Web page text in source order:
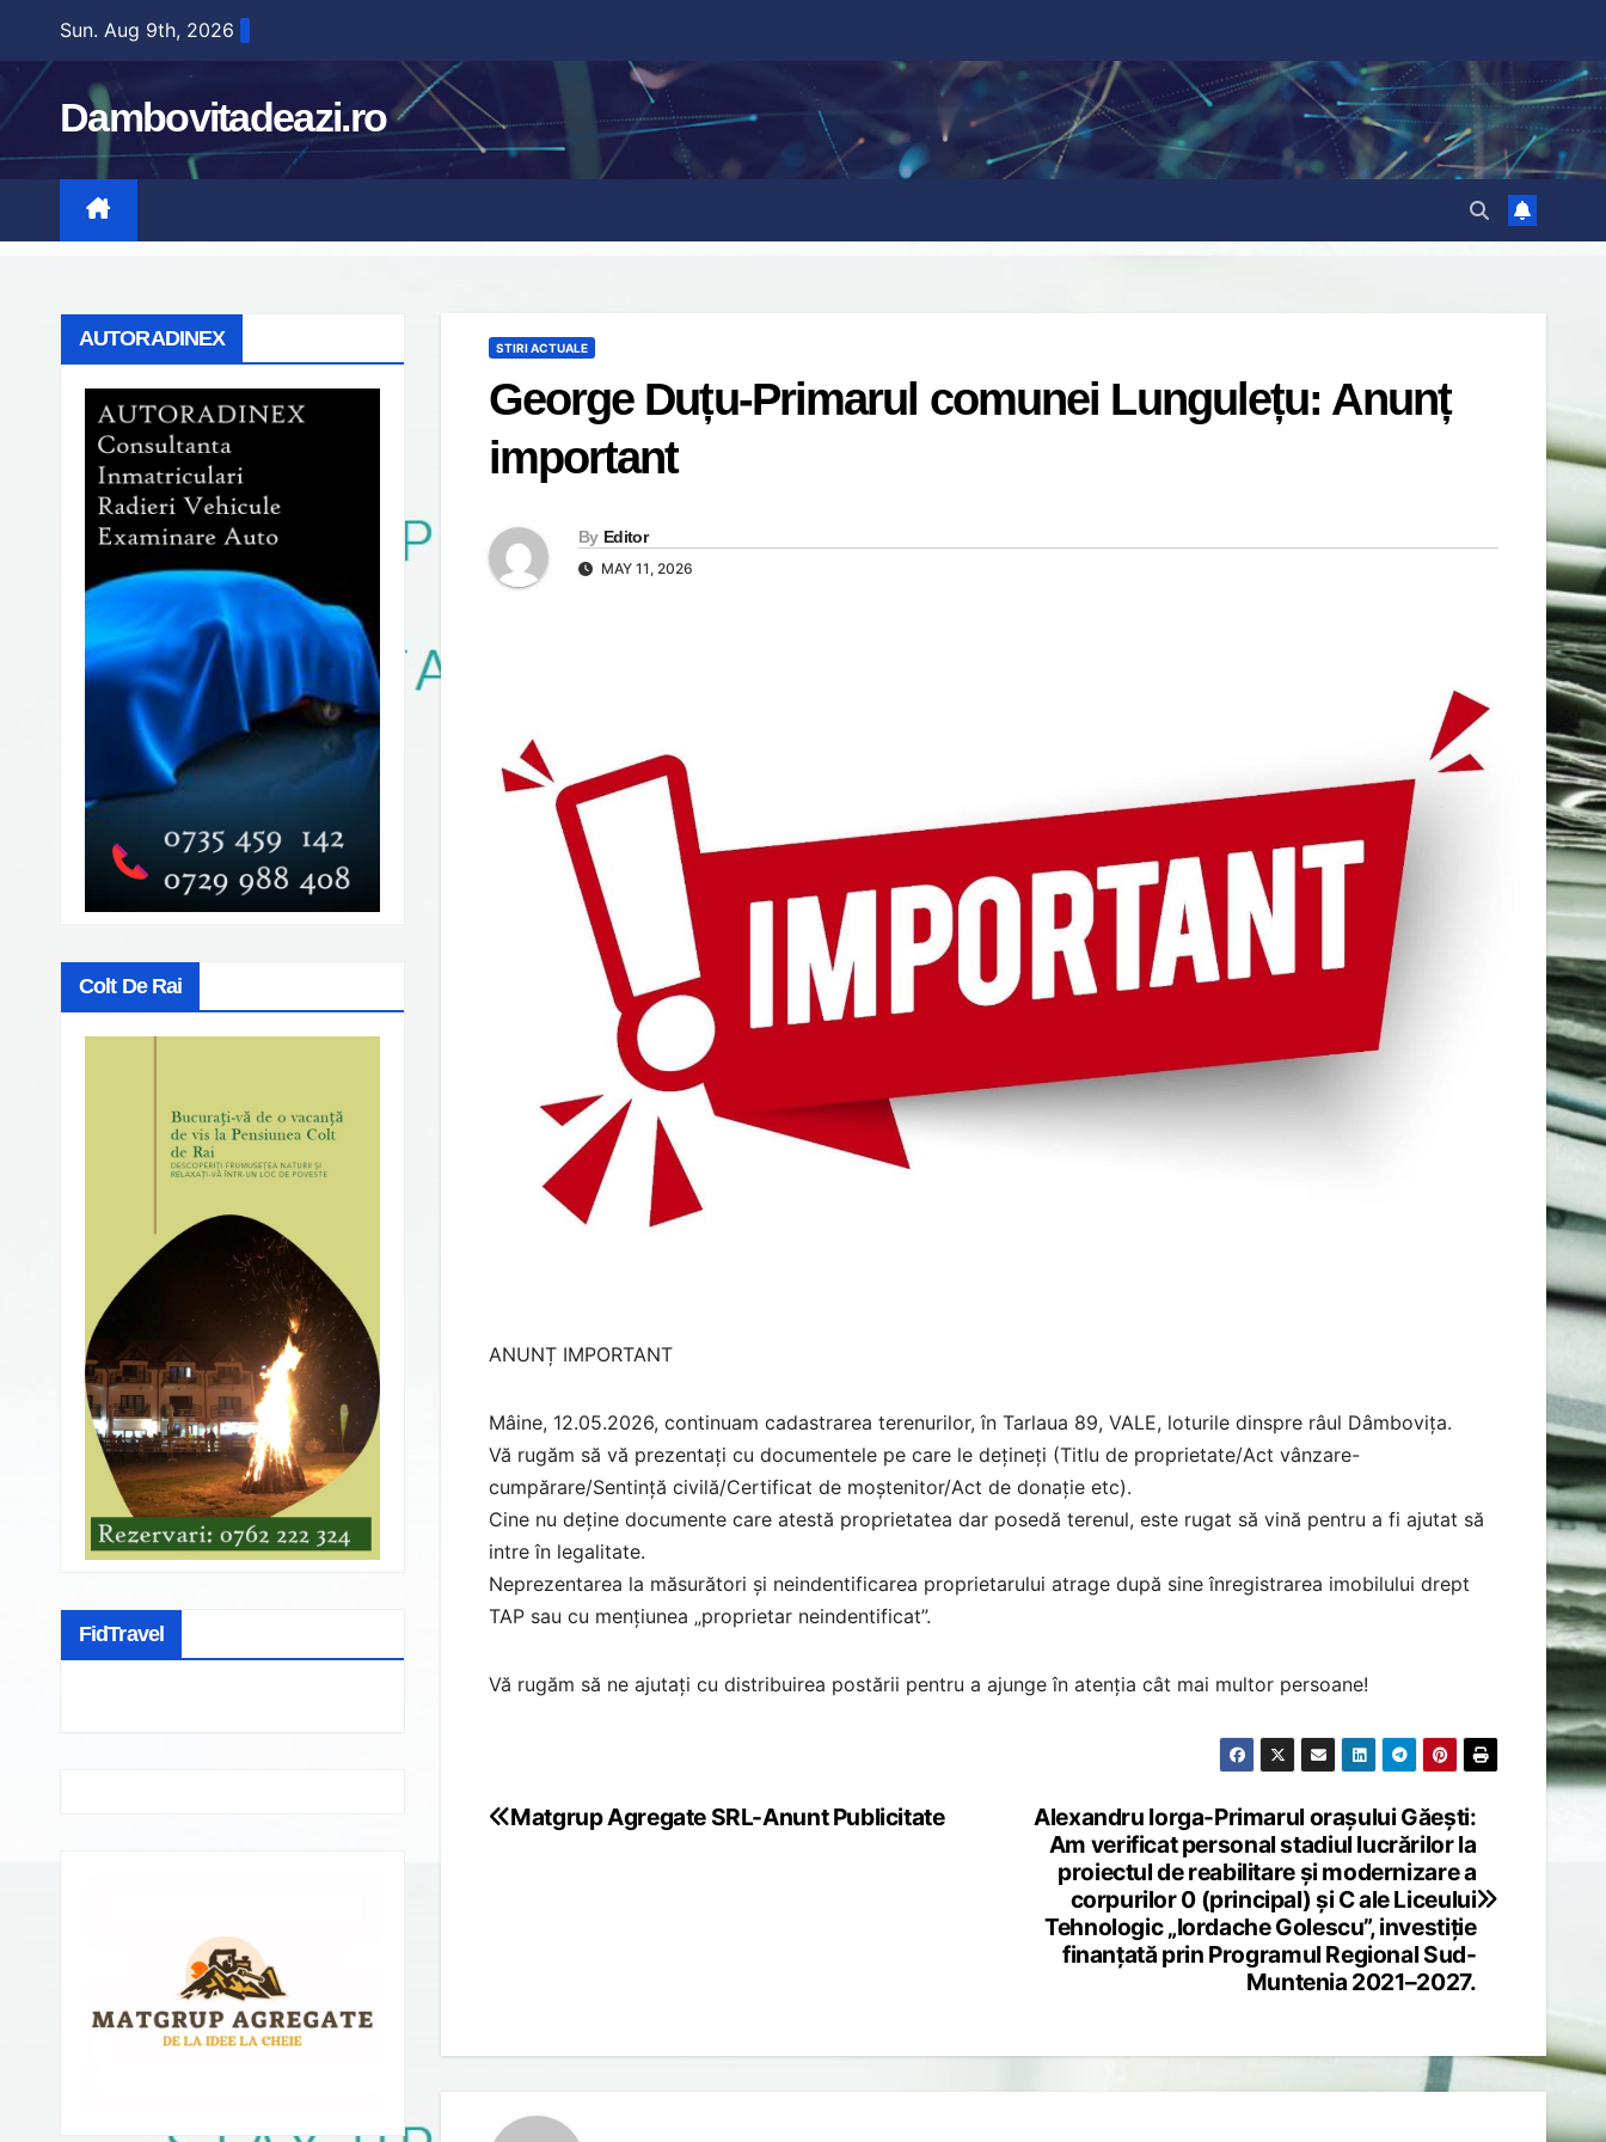
content
Sun. Aug 9th, 2026
Dambovitadeazi.ro
AUTORADINEX
Colt De Rai
FidTravel
STIRI ACTUALE
George Duțu-Primarul comunei Lungulețu: Anunț
important
By Editor
MAY 11, 2026
ANUNȚ IMPORTANT
Mâine, 12.05.2026, continuam cadastrarea terenurilor, în Tarlaua 89, VALE, loturile dinspre râul Dâmbovița.
Vă rugăm să vă prezentați cu documentele pe care le dețineți (Titlu de proprietate/Act vânzare-
cumpărare/Sentință civilă/Certificat de moștenitor/Act de donație etc).
Cine nu deține documente care atestă proprietatea dar posedă terenul, este rugat să vină pentru a fi ajutat să
intre în legalitate.
Neprezentarea la măsurători și neindentificarea proprietarului atrage după sine înregistrarea imobilului drept
TAP sau cu mențiunea „proprietar neindentificat”.
Vă rugăm să ne ajutați cu distribuirea postării pentru a ajunge în atenția cât mai multor persoane!
Post
Alexandru Iorga-Primarul orașului Găești:
Am verificat personal stadiul lucrărilor la
proiectul de reabilitare și modernizare a
corpurilor 0 (principal) și C ale Liceului
Tehnologic „Iordache Golescu”, investiție
finanțată prin Programul Regional Sud-
Muntenia 2021–2027.
Matgrup Agregate SRL-Anunt Publicitate